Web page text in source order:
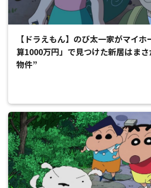
【ドラえもん】のび太一家がマイ
算1000万円」で見つけた新居はま
物件”